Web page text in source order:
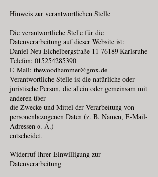
Hinweis zur verantwortlichen Stelle
Die verantwortliche Stelle für die
Datenverarbeitung auf dieser Website ist:
Daniel Neu Eichelbergstraße 11 76189 Karlsruhe
Telefon: 015254285390
E-Mail: thewoodhammer@gmx.de
Verantwortliche Stelle ist die natürliche oder
juristische Person, die allein oder gemeinsam mit
anderen über
die Zwecke und Mittel der Verarbeitung von
personenbezogenen Daten (z. B. Namen, E-Mail-
Adressen o. Ä.)
entscheidet.
Widerruf Ihrer Einwilligung zur
Datenverarbeitung